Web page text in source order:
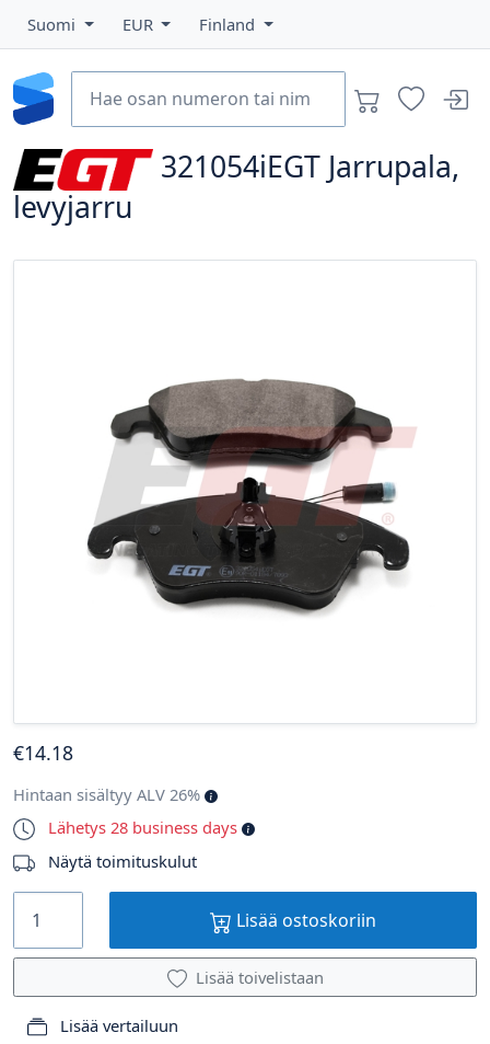
Suomi EUR Finland
321054iEGT Jarrupala,
levyjarru
€14.18
Hintaan sisältyy ALV 26%
Lähetys 28 business days
Näytä toimituskulut
Lisää ostoskoriin
Lisää toivelistaan
Lisää vertailuun